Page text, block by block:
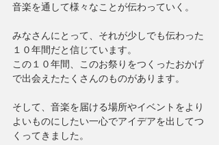
音楽を通して様々なことが伝わっていく。
みなさんにとって、それが少しでも伝わった
１０年間だと信じています。
この１０年間、このお祭りをつくったおかげ
で出会えたたくさんのものがあります。
そして、音楽を届ける場所やイベントをより
よいものにしたい一心でアイデアを出してつ
くってきました。